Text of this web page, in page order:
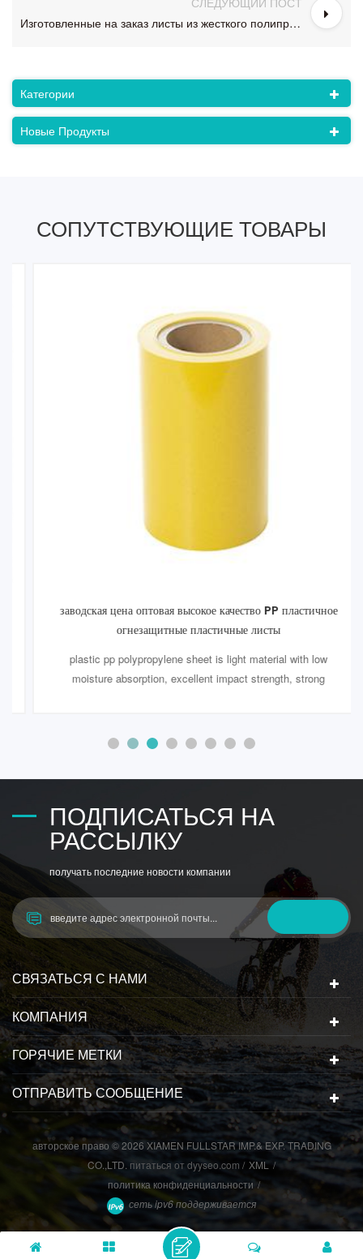
Изготовленные на заказ листы из жесткого полипропилена толщиной 2 мм из полипропилена для термоформования
Категории
Новые Продукты
СОПУТСТВУЮЩИЕ ТОВАРЫ
заводская цена оптовая высокое качество PP пластичное
огнезащитные пластичные листы
plastic pp polypropylene sheet is light material with low
moisture absorption, excellent impact strength, strong
Moreover, it could offer significant resistance to any chemical
ПОДПИСАТЬСЯ НА
РАССЫЛКУ
получать последние новости компании
СВЯЗАТЬСЯ С НАМИ
КОМПАНИЯ
ГОРЯЧИЕ МЕТКИ
ОТПРАВИТЬ СООБЩЕНИЕ
авторское право © 2026 XIAMEN FULLSTAR IMP.& EXP. TRADING
CO.,LTD. питаться от dyyseo.com / XML /
политика конфиденциальности /
сеть ipv6 поддерживается